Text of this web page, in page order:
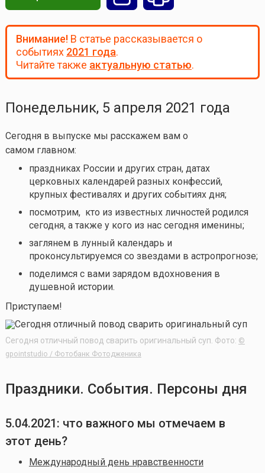
Внимание!В статье рассказывается о
событиях 2021 года.
Читайте также актуальную статью.
Понедельник, 5 апреля 2021 года
Сегодня в выпуске мы расскажем вам о
самом главном:
праздниках России и других стран, датах
церковных календарей разных конфессий,
крупных фестивалях и других событиях дня;
посмотрим, кто из известных личностей родился
сегодня, а также у кого из нас сегодня именины;
заглянем в лунный календарь и
проконсультируемся со звездами в астропрогнозе;
поделимся с вами зарядом вдохновения в
душевной истории.
Приступаем!
Сегодня отличный повод сварить оригинальный суп. Фото: ©
gpointstudio / Фотобанк Фотодженика
Праздники. События. Персоны дня
5.04.2021: что важного мы отмечаем в
этот день?
Международный день нравственности